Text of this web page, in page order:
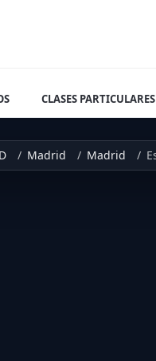
CLASES PARTICULARES
Madrid Madrid